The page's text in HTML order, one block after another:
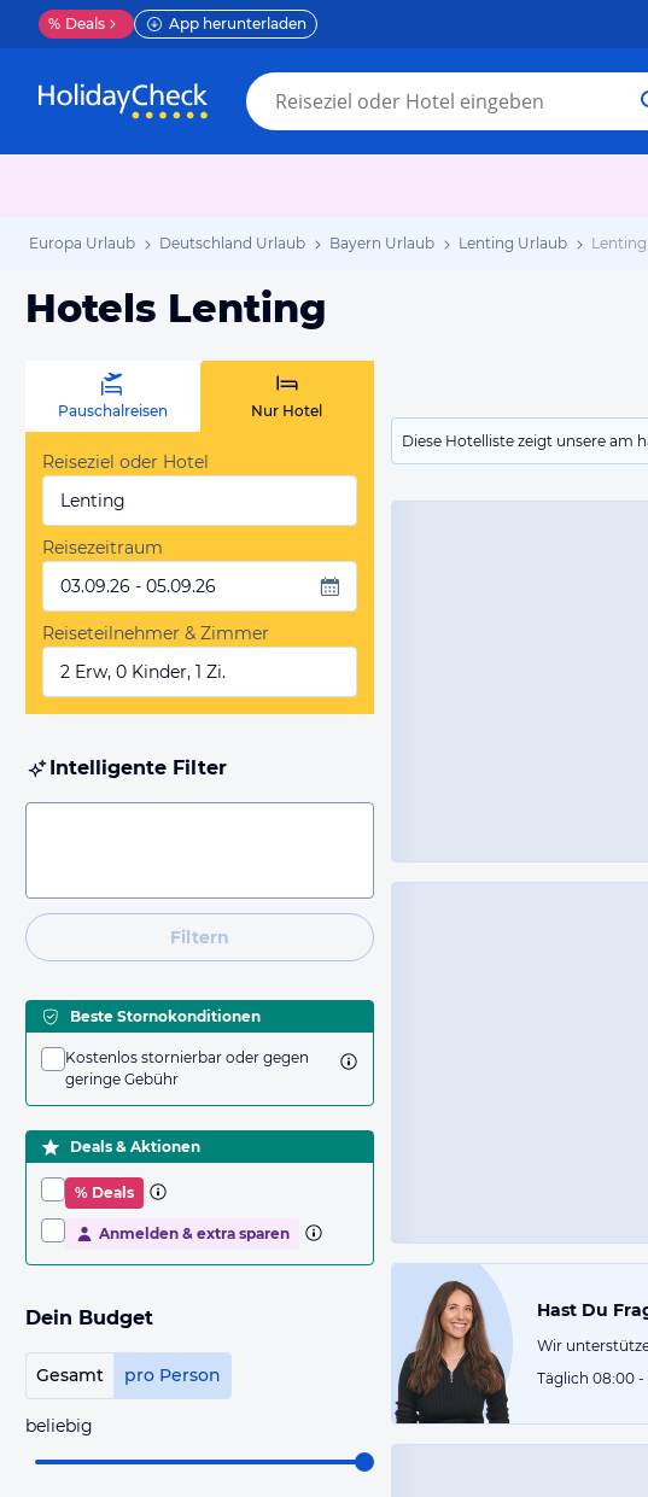
% Deals App herunterladen
Europa Urlaub Deutschland Urlaub Bayern Urlaub Lenting Urlaub
Hotels Lenting
Diese Hotelliste zeigt unsere am
Pauschalreisen Nur Hotel
Reiseziel oder Hotel
Lenting
Reisezeitraum
03.09.26 - 05.09.26
Reiseteilnehmer & Zimmer
2 Erw, 0 Kinder, 1 Zi.
Intelligente Filter
Filtern
Beste Stornokonditionen
Kostenlos stornierbar oder gegen
geringe Gebühr
Deals & Aktionen
% Deals
Anmelden & extra sparen
Dein Budget
Gesamt pro Person
beliebig
Hast Du
Wir
Täglich 08:00 -